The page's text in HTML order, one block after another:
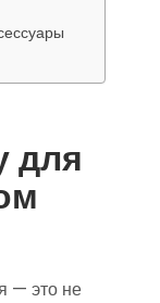
для
— это не